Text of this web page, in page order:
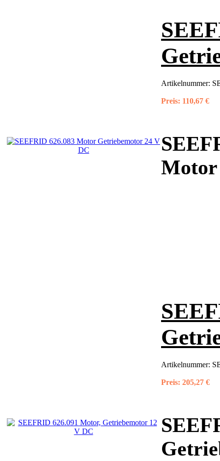
Artikelnummer:
Preis: 110,67 €
Motor
Artikelnummer:
Preis: 205,27 €